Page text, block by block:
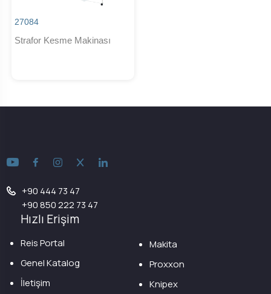
27084
Strafor Kesme Makinası
+90 444 73 47
+90 850 222 73 47
Hızlı Erişim
Reis Portal
Genel Katalog
İletişim
Makita
Proxxon
Knipex